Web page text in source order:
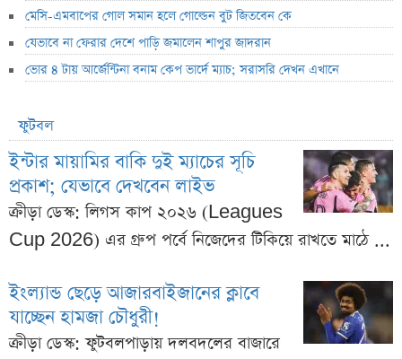
মেসি-এমবাপের গোল সমান হলে গোল্ডেন বুট জিতবেন কে
যেভাবে না ফেরার দেশে পাড়ি জমালেন শাপুর জাদরান
ভোর ৪ টায় আর্জেন্টিনা বনাম কেপ ভার্দে ম্যাচ; সরাসরি দেখন এখানে
ফুটবল
ইন্টার মায়ামির বাকি দুই ম্যাচের সূচি
প্রকাশ; যেভাবে দেখবেন লাইভ
ক্রীড়া ডেস্ক: লিগস কাপ ২০২৬ (Leagues
Cup 2026) এর গ্রুপ পর্বে নিজেদের টিকিয়ে রাখতে মাঠে ...
ইংল্যান্ড ছেড়ে আজারবাইজানের ক্লাবে
যাচ্ছেন হামজা চৌধুরী!
ক্রীড়া ডেস্ক: ফুটবলপাড়ায় দলবদলের বাজারে